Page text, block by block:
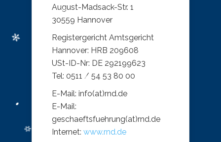
August-Madsack-Str. 1
30559 Hannover
Registergericht Amtsgericht
Hannover: HRB 209608
USt-ID-Nr: DE 292199623
Tel: 0511 / 54 53 80 00
E-Mail: info(at)rnd.de
E-Mail:
geschaeftsfuehrung(at)rnd.de
Internet: www.rnd.de